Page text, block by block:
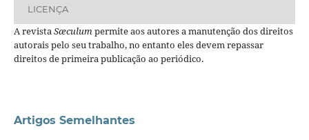
LICENÇA
A revistaSæculumpermite aos autores a manutenção dos direitos
autorais pelo seu trabalho, no entanto eles devem repassar
direitos de primeira publicação ao periódico.
Artigos Semelhantes